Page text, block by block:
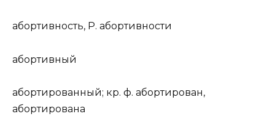
абортивность, Р. абортивности
абортивный
абортированный; кр. ф. абортирован,
абортирована